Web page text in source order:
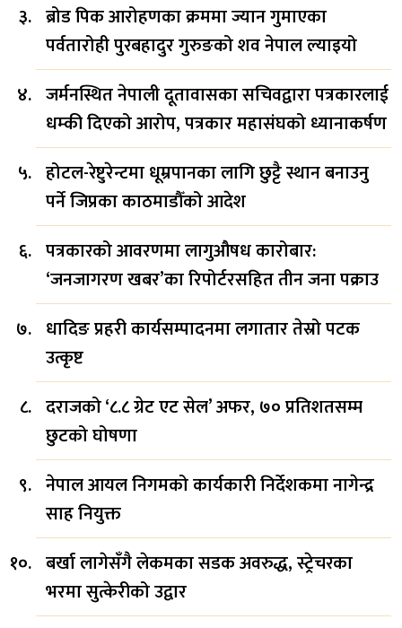
ब्रोड पिक आरोहणका क्रममा ज्यान गुमाएका
पर्वतारोही पुरबहादुर गुरुङको शव नेपाल ल्याइयो
जर्मनस्थित नेपाली दूतावासका सचिवद्वारा पत्रकारलाई
धम्की दिएको आरोप, पत्रकार महासंघको ध्यानाकर्षण
होटल-रेष्टुरेन्टमा धूम्रपानका लागि छुट्टै स्थान बनाउनु
पर्ने जिप्रका काठमाडौँको आदेश
पत्रकारको आवरणमा लागुऔषध कारोबार:
‘जनजागरण खबर’का रिपोर्टरसहित तीन जना पक्राउ
धादिङ प्रहरी कार्यसम्पादनमा लगातार तेस्रो पटक
उत्कृष्ट
दराजको ‘८.८ ग्रेट एट सेल’ अफर, ७० प्रतिशतसम्म
छुटको घोषणा
नेपाल आयल निगमको कार्यकारी निर्देशकमा नागेन्द्र
साह नियुक्त
बर्खा लागेसँगै लेकमका सडक अवरुद्ध, स्ट्रेचरका
भरमा सुत्केरीको उद्वार